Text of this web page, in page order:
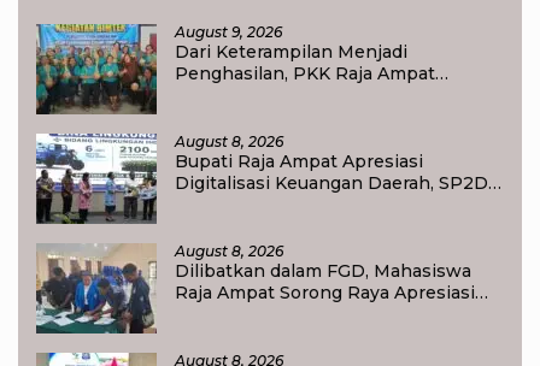
August 9, 2026
Dari Keterampilan Menjadi
Penghasilan, PKK Raja Ampat
August 8, 2026
Bupati Raja Ampat Apresiasi
Digitalisasi Keuangan Daerah, SP2D
August 8, 2026
Dilibatkan dalam FGD, Mahasiswa
Raja Ampat Sorong Raya Apresiasi
August 8, 2026